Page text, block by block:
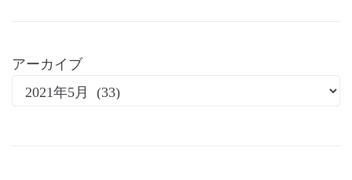
アーカイブ